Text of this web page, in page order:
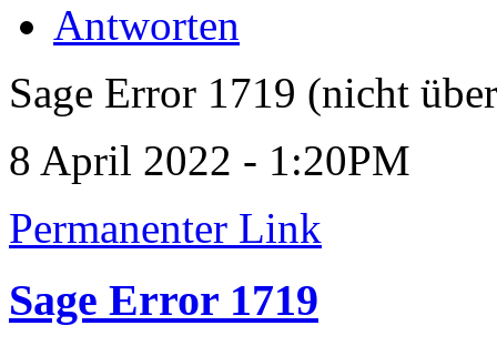
Antworten
Sage Error 1719 (nicht
8 April 2022 - 1:20PM
Permanenter Link
Sage Error 1719